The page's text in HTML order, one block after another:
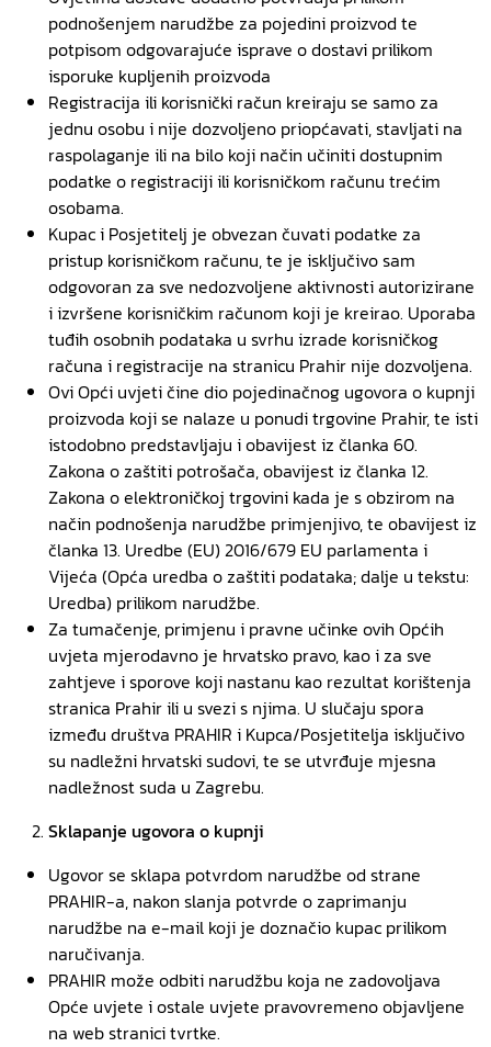
podnošenjem narudžbe za pojedini proizvod te
potpisom odgovarajuće isprave o dostavi prilikom
isporuke kupljenih proizvoda
Registracija ili korisnički račun kreiraju se samo za
jednu osobu i nije dozvoljeno priopćavati, stavljati na
raspolaganje ili na bilo koji način učiniti dostupnim
podatke o registraciji ili korisničkom računu trećim
osobama.
Kupac i Posjetitelj je obvezan čuvati podatke za
pristup korisničkom računu, te je isključivo sam
odgovoran za sve nedozvoljene aktivnosti autorizirane
i izvršene korisničkim računom koji je kreirao. Uporaba
tuđih osobnih podataka u svrhu izrade korisničkog
računa i registracije na stranicu Prahir nije dozvoljena.
Ovi Opći uvjeti čine dio pojedinačnog ugovora o kupnji
proizvoda koji se nalaze u ponudi trgovine Prahir, te isti
istodobno predstavljaju i obavijest iz članka 60.
Zakona o zaštiti potrošača, obavijest iz članka 12.
Zakona o elektroničkoj trgovini kada je s obzirom na
način podnošenja narudžbe primjenjivo, te obavijest iz
članka 13. Uredbe (EU) 2016/679 EU parlamenta i
Vijeća (Opća uredba o zaštiti podataka; dalje u tekstu:
Uredba) prilikom narudžbe.
Za tumačenje, primjenu i pravne učinke ovih Općih
uvjeta mjerodavno je hrvatsko pravo, kao i za sve
zahtjeve i sporove koji nastanu kao rezultat korištenja
stranica Prahir ili u svezi s njima. U slučaju spora
između društva PRAHIR i Kupca/Posjetitelja isključivo
su nadležni hrvatski sudovi, te se utvrđuje mjesna
nadležnost suda u Zagrebu.
Sklapanje ugovora o kupnji
Ugovor se sklapa potvrdom narudžbe od strane
PRAHIR-a, nakon slanja potvrde o zaprimanju
narudžbe na e-mail koji je doznačio kupac prilikom
naručivanja.
PRAHIR može odbiti narudžbu koja ne zadovoljava
Opće uvjete i ostale uvjete pravovremeno objavljene
na web stranici tvrtke.